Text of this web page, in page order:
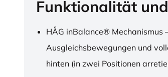
Funktionalität
HÅG inBalance® Mechanismus
Ausgleichsbewegungen und
hinten (in zwei Positionen